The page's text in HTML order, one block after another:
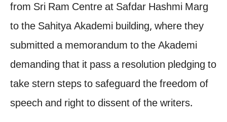
from Sri Ram Centre at Safdar Hashmi Marg
to the Sahitya Akademi building, where they
submitted a memorandum to the Akademi
demanding that it pass a resolution pledging to
take stern steps to safeguard the freedom of
speech and right to dissent of the writers.